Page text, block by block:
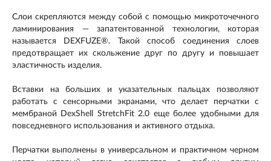
Слои скрепляются между собой с помощью микроточечного
ламинирования — запатентованной технологии, которая
называется DEXFUZE®. Такой способ соединения слоев
предотвращает их скольжение друг по другу и повышает
эластичность изделия.
Вставки на больших и указательных пальцах позволяют
работать с сенсорными экранами, что делает перчатки с
мембраной DexShell StretchFit 2.0 еще более удобными для
повседневного использования и активного отдыха.
Перчатки выполнены в универсальном и практичном черном